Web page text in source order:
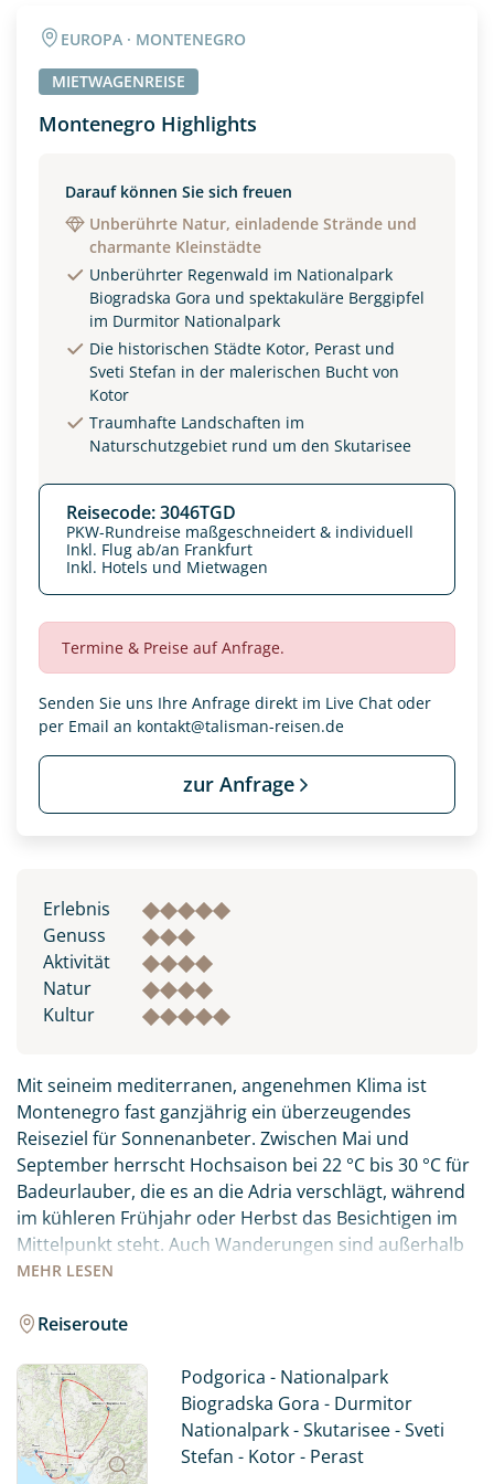
EUROPA · MONTENEGRO
MIETWAGENREISE
Montenegro Highlights
Darauf können Sie sich freuen
Unberührte Natur, einladende Strände und
charmante Kleinstädte
Unberührter Regenwald im Nationalpark
Biogradska Gora und spektakuläre Berggipfel
im Durmitor Nationalpark
Die historischen Städte Kotor, Perast und
Sveti Stefan in der malerischen Bucht von
Kotor
Traumhafte Landschaften im
Naturschutzgebiet rund um den Skutarisee
Reisecode: 3046TGD
PKW-Rundreise maßgeschneidert & individuell
Inkl. Flug ab/an Frankfurt
Inkl. Hotels und Mietwagen
Termine & Preise auf Anfrage.
Senden Sie uns Ihre Anfrage direkt im Live Chat oder
per Email an kontakt@talisman-reisen.de
zur Anfrage
Erlebnis
Genuss
Aktivität
Natur
Kultur
MEHR LESEN
Mit seineim mediterranen, angenehmen Klima ist
Montenegro fast ganzjährig ein überzeugendes
Reiseziel für Sonnenanbeter. Zwischen Mai und
September herrscht Hochsaison bei 22 °C bis 30 °C für
Badeurlauber, die es an die Adria verschlägt, während
im kühleren Frühjahr oder Herbst das Besichtigen im
Mittelpunkt steht. Auch Wanderungen sind außerhalb
der Sommermonate empfehlenswerter.
Zu den Perlen Montenegros gehören der längste und
tiefste Canyon Europas, die Tara-Schlucht, die Bucht
von Kotor, der südlichste Fjord des Kontinents, sowie
verträumte Sandstrände in der Küstenregion.
Im Norden von Montenegro warten auch im Sommer
schneebedeckte Berge, Gletscherseen, und der letzte
Reiseroute
Podgorica - Nationalpark
Biogradska Gora - Durmitor
Nationalpark - Skutarisee - Sveti
Stefan - Kotor - Perast
Unterkunft
EZ Familienzimmer
Reisebeginn
Option 2
Weitere Informationen
Sie dieDatenschutzerklärung
Kenntnis genommen und akzeptiert haben.